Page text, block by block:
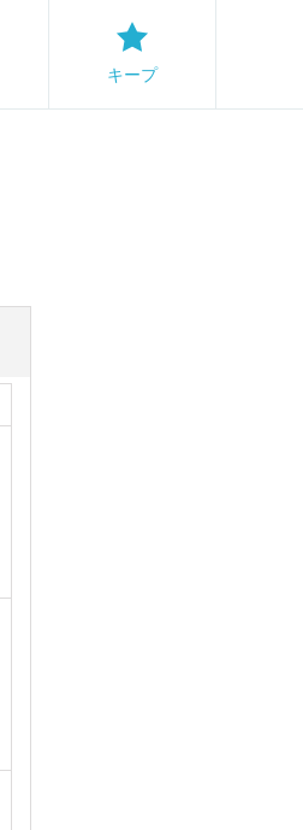
キープ